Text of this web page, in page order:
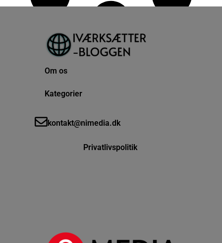
Om os
Kategorier
kontakt@nimedia.dk
Privatlivspolitik